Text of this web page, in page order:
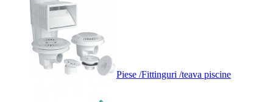
Piese /Fittinguri /teava piscine